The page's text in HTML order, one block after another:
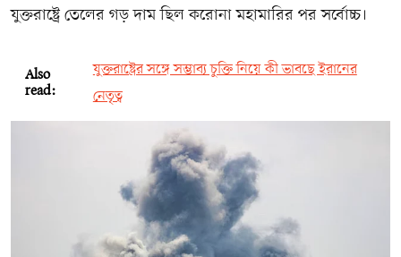
যুক্তরাষ্ট্রে তেলের গড় দাম ছিল করোনা মহামারির পর সর্বোচ্চ।
Also
read:
যুক্তরাষ্ট্রের সঙ্গে সম্ভাব্য চুক্তি নিয়ে কী ভাবছে ইরানের
নেতৃত্ব